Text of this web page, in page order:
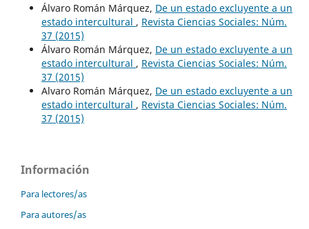
Álvaro Román Márquez, De un estado excluyente a un
estado intercultural , Revista Ciencias Sociales: Núm.
37 (2015)
Álvaro Román Márquez, De un estado excluyente a un
estado intercultural , Revista Ciencias Sociales: Núm.
37 (2015)
Alvaro Román Márquez, De un estado excluyente a un
estado intercultural , Revista Ciencias Sociales: Núm.
37 (2015)
Información
Para lectores/as
Para autores/as